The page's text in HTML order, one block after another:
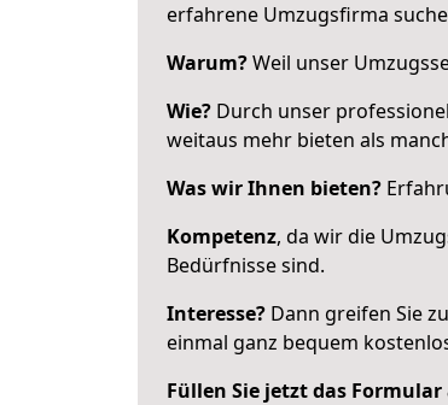
erfahrene Umzugsfirma
Warum?Weil unser
Wie? Durch unser
weitaus mehr bieten als
Was wir Ihnen bieten?
Kompetenz, da wir die
Bedürfnisse sind.
Interesse? Dann greifen Sie
einmal ganz bequem
Füllen Sie jetzt das Formular